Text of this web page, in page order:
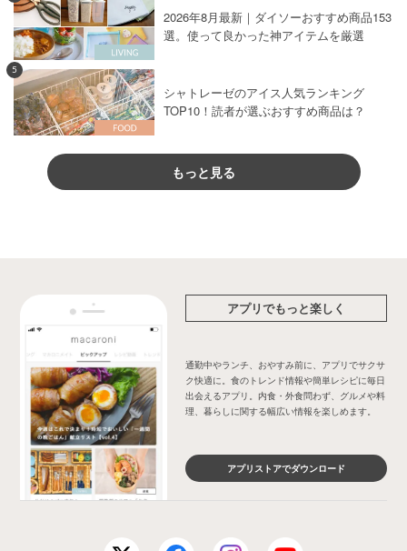
2026年8月最新｜ダイソーおすすめ商品153
選。使って良かった神アイテムを厳選
5
シャトレーゼのアイス人気ランキング
TOP10！読者が選ぶおすすめ商品は？
もっと見る
アプリでもっと楽しく
通勤中やランチ、おやすみ前に、アプリでサクサ
ク快適に。食のトレンド情報や簡単レシピに毎日
出会えるアプリ。内食・外食問わず、グルメや料
理、暮らしに関する幅広い情報を楽しめます。
アプリストアでダウンロード